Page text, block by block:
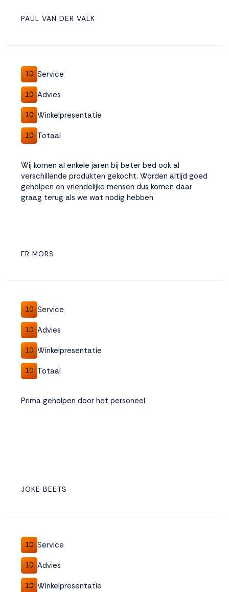
PAUL VAN DER VALK
10 Service
10 Advies
10 Winkelpresentatie
10 Totaal
Wij komen al enkele jaren bij beter bed ook al
verschillende produkten gekocht. Worden altijd goed
geholpen en vriendelijke mensen dus komen daar
graag terug als we wat nodig hebben
FR MORS
10 Service
10 Advies
10 Winkelpresentatie
10 Totaal
Prima geholpen door het personeel
JOKE BEETS
10 Service
10 Advies
10 Winkelpresentatie